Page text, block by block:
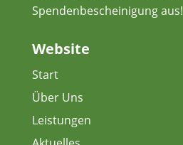
Spendenbescheinigung aus!
Website
Start
Über Uns
Leistungen